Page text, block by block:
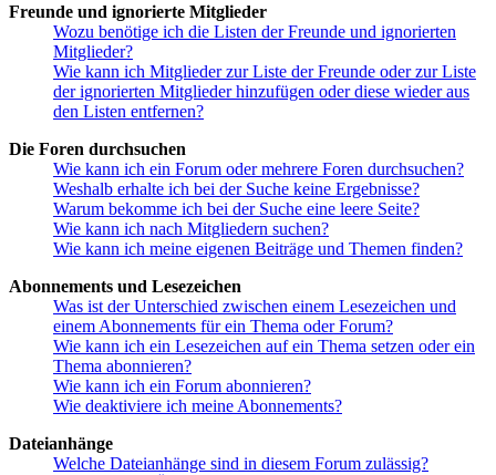
Freunde und ignorierte Mitglieder
Wozu benötige ich die Listen der Freunde und ignorierten
Mitglieder?
Wie kann ich Mitglieder zur Liste der Freunde oder zur Liste
der ignorierten Mitglieder hinzufügen oder diese wieder aus
den Listen entfernen?
Die Foren durchsuchen
Wie kann ich ein Forum oder mehrere Foren durchsuchen?
Weshalb erhalte ich bei der Suche keine Ergebnisse?
Warum bekomme ich bei der Suche eine leere Seite?
Wie kann ich nach Mitgliedern suchen?
Wie kann ich meine eigenen Beiträge und Themen finden?
Abonnements und Lesezeichen
Was ist der Unterschied zwischen einem Lesezeichen und
einem Abonnements für ein Thema oder Forum?
Wie kann ich ein Lesezeichen auf ein Thema setzen oder ein
Thema abonnieren?
Wie kann ich ein Forum abonnieren?
Wie deaktiviere ich meine Abonnements?
Dateianhänge
Welche Dateianhänge sind in diesem Forum zulässig?